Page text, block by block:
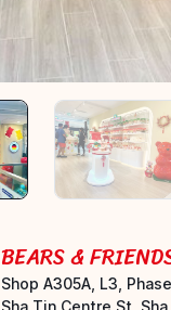
BEARS &
Shop A305A, L3,
Sha Tin Centre St,